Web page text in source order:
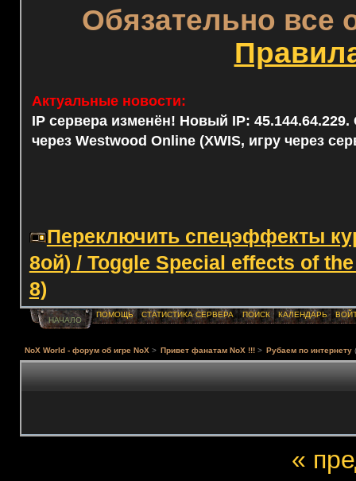
Обязательно все
Актуальные новости:
IP сервера изменён! Новый IP: 45.144.64.229.
через Westwood Online (XWIS, игру через
Переключить спецэффекты
8ой) / Toggle Special effects of
8)
НАЧАЛО
ПОМОЩЬ СТАТИСТИКА СЕРВЕРА ПОИСК КАЛЕНДАРЬ
NoX World - форум об игре NoX > Привет фанатам NoX !!! > Рубаем по интернету
«